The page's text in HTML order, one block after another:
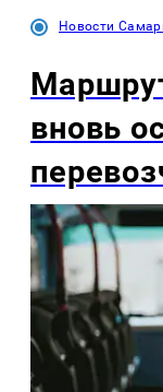
Новости
вновь